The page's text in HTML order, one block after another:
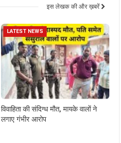
इस लेखक की और ख़बरें
LATEST NEWS
विवाहिता की संदिग्ध मौत, मायके वालों ने
लगाए गंभीर आरोप